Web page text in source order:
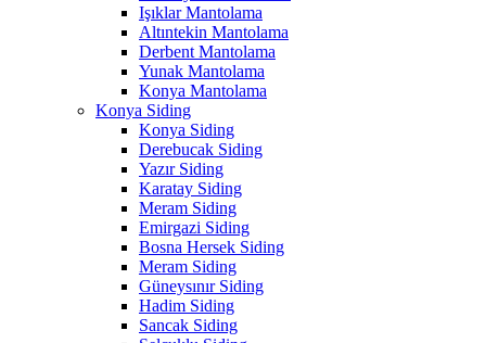
Işıklar Mantolama
Altıntekin Mantolama
Derbent Mantolama
Yunak Mantolama
Konya Mantolama
Konya Siding
Konya Siding
Derebucak Siding
Yazır Siding
Karatay Siding
Meram Siding
Emirgazi Siding
Bosna Hersek Siding
Meram Siding
Güneysınır Siding
Hadim Siding
Sancak Siding